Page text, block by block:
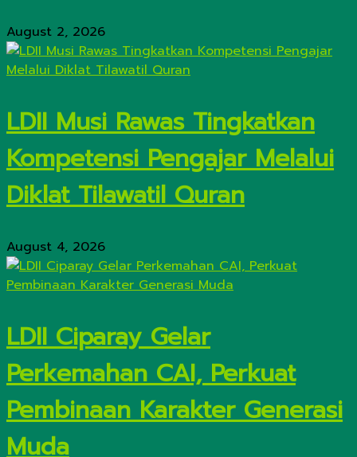
August 2, 2026
LDII Musi Rawas Tingkatkan
Kompetensi Pengajar Melalui
Diklat Tilawatil Quran
August 4, 2026
LDII Ciparay Gelar
Perkemahan CAI, Perkuat
Pembinaan Karakter Generasi
Muda